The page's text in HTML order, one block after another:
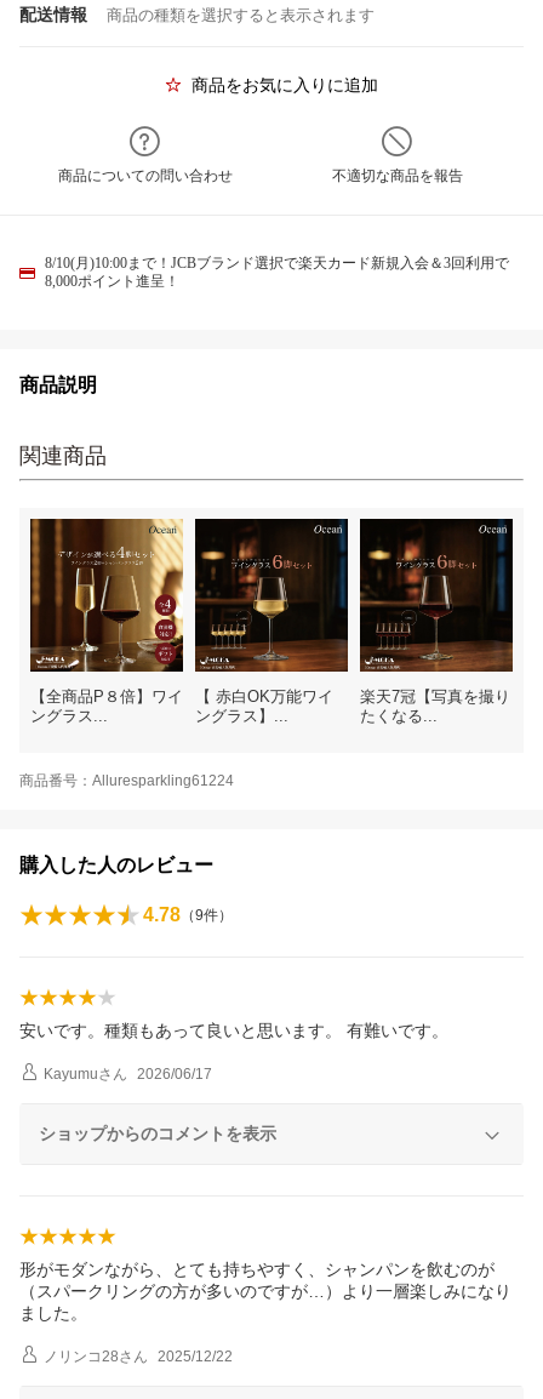
配送情報 商品の種類を選択すると表示されます
商品をお気に入りに追加
商品についての問い合わせ 不適切な商品を報告
8/10(月)10:00まで！JCBブランド選択で楽天カード新規入会＆3回利用で
8,000ポイント進呈！
商品説明
関連商品
【全商品P８倍】ワイ
ングラス...
【 赤白OK万能ワイ
ングラス】...
楽天7冠【写真を撮り
たくなる...
商品番号：Alluresparkling61224
購入した人のレビュー
4.78 （9件）
安いです。種類もあって良いと思います。 有難いです。
Kayumuさん 2026/06/17
ショップからのコメントを表示
形がモダンながら、とても持ちやすく、シャンパンを飲むのが
（スパークリングの方が多いのですが…）より一層楽しみになり
ました。
ノリンコ28さん 2025/12/22